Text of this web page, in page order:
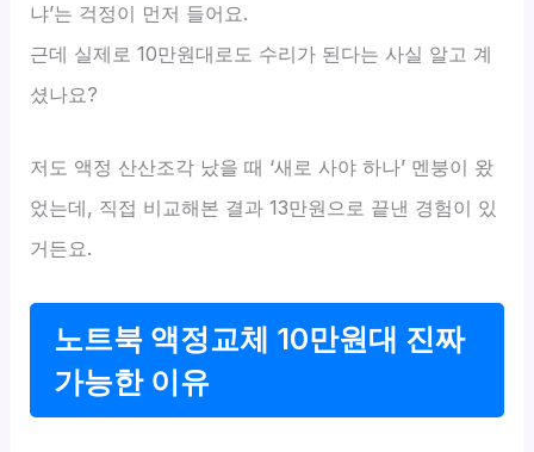
냐’는 걱정이 먼저 들어요.
근데 실제로 10만원대로도 수리가 된다는 사실 알고 계
셨나요?
저도 액정 산산조각 났을 때 ‘새로 사야 하나’ 멘붕이 왔
었는데, 직접 비교해본 결과 13만원으로 끝낸 경험이 있
거든요.
노트북 액정교체 10만원대 진짜
가능한 이유